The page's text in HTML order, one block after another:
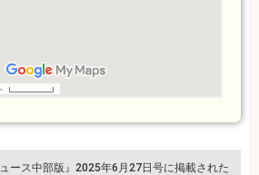
ース中部版』2025年6月27日号に掲載された